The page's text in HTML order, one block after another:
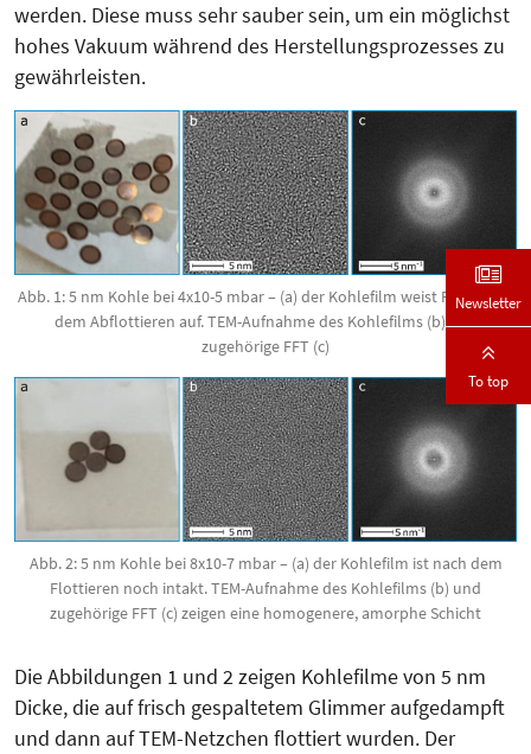
werden. Diese muss sehr sauber sein, um ein möglichst
hohes Vakuum während des Her­stellungsprozesses zu
gewährleisten.
Abb. 1: 5 nm Kohle bei 4x10-5 mbar – (a) der Kohlefilm weist Risse nach
dem Abflottieren auf. TEM-Aufnahme des Kohlefilms (b) und
zugehörige FFT (c)
Abb. 2: 5 nm Kohle bei 8x10-7 mbar – (a) der Kohlefilm ist nach dem
Flottieren noch intakt. TEM-Aufnahme des Kohlefilms (b) und
zugehörige FFT (c) zeigen eine homogenere, amorphe Schicht
Die Abbildungen 1 und 2 zeigen Kohle­filme von 5 nm
Dicke, die auf frisch gespaltetem Glimmer aufgedampft
und dann auf TEM-Netzchen flottiert wurden. Der
Newsletter
To top